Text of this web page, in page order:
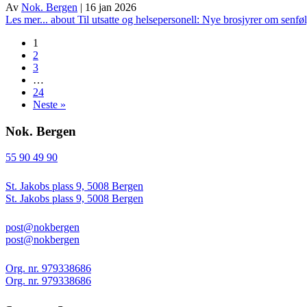
Av Nok. Bergen | 16 jan 2026
Les mer... about Til utsatte og helsepersonell: Nye brosjyrer om
1
2
3
…
24
Neste »
Nok. Bergen
55 90 49 90
St. Jakobs plass 9, 5008 Bergen
St. Jakobs plass 9, 5008 Bergen
post@nokbergen
post@nokbergen
Org. nr. 979338686
Org. nr. 979338686